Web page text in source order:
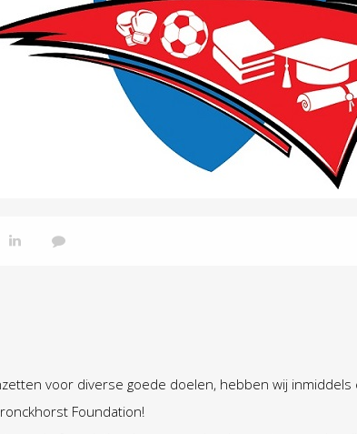
voor diverse goede doelen, hebben wij
Foundation!